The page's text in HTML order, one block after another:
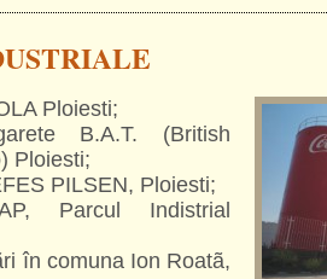
Ploiesti;
B.A.T. (British
Ploiesti;
PILSEN, Ploiesti;
Parcul Indistrial
în comuna Ion Roatã,